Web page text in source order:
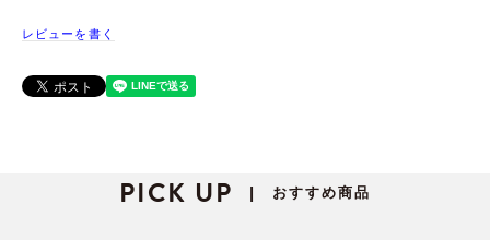
レビューを書く
PICK UP | おすすめ商品